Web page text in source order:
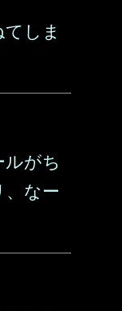
しま
がち
、なー